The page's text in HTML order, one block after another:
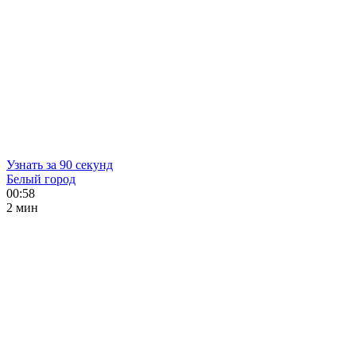
Узнать за 90 секунд
Белый город
00:58
2 мин